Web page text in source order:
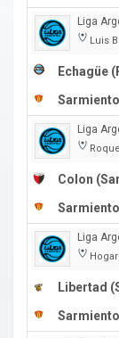
Liga
Luis
Echagüe
Liga
Colon
Liga
Hogar
Libertad